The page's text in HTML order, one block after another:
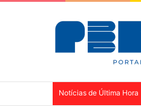
Notícias de Última Hora